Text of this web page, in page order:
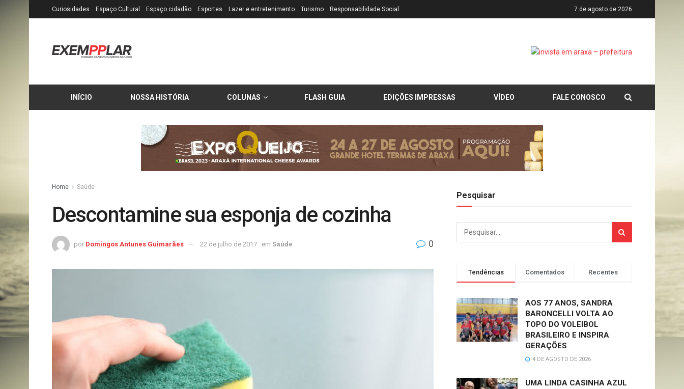
Curiosidades Espaço Cultural Espaço cidadão Esportes Lazer e entretenimento Turismo Responsabilidade Social 7 de agosto de 2026
INÍCIO NOSSA HISTÓRIA COLUNAS FLASH GUIA EDIÇÕES IMPRESSAS VÍDEO FALE CONOSCO
Home Saúde
Descontamine sua esponja de cozinha
por Domingos Antunes Guimarães 22 de julho de 2017 em Saúde 0
Pesquisar
Tendências Comentados Recentes
AOS 77 ANOS, SANDRA
BARONCELLI VOLTA AO
TOPO DO VOLEIBOL
BRASILEIRO E INSPIRA
GERAÇÕES
4 DE AGOSTO DE 2026
UMA LINDA CASINHA AZUL